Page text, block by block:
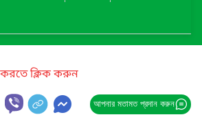
করতে ক্লিক করুন
আপনার মতামত প্রদান করুন